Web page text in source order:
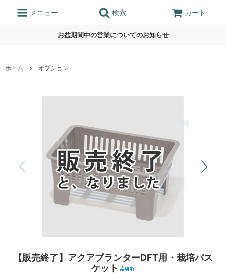
お盆期間中の営業についてのお知らせ
メニュー 検索 カート
ホーム オプション
【販売終了】アクアプランターDFT用・栽培バス
ケット